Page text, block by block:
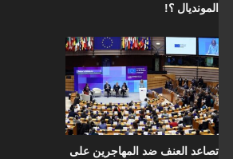
المونديال ؟!
تصاعد العنف ضد المهاجرين على